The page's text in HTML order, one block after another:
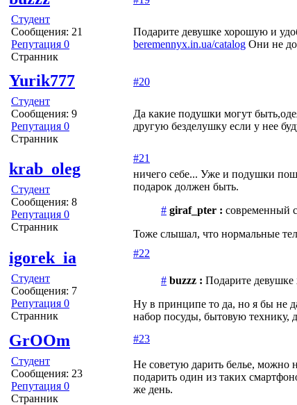
Студент
Сообщения: 21
Репутация 0
Странник
Подарите девушке хорошую и
beremennyx.in.ua/catalog Они не
Yurik777
Студент
Сообщения: 9
Репутация 0
Странник
#20
Да какие подушки могут
другую безделушку если у нее
krab_oleg
Студент
Сообщения: 8
Репутация 0
Странник
#21
ничего себе... Уже и подушки
подарок должен быть.
# giraf_pter : современный
Тоже слышал, что нормальные
igorek_ia
Студент
Сообщения: 7
Репутация 0
Странник
#22
# buzzz : Подарите
Ну в принципе то да, но я бы не
набор посуды, бытовую технику,
GrOOm
Студент
Сообщения: 23
Репутация 0
Странник
#23
Не советую дарить белье, можно
подарить один из таких
же день.